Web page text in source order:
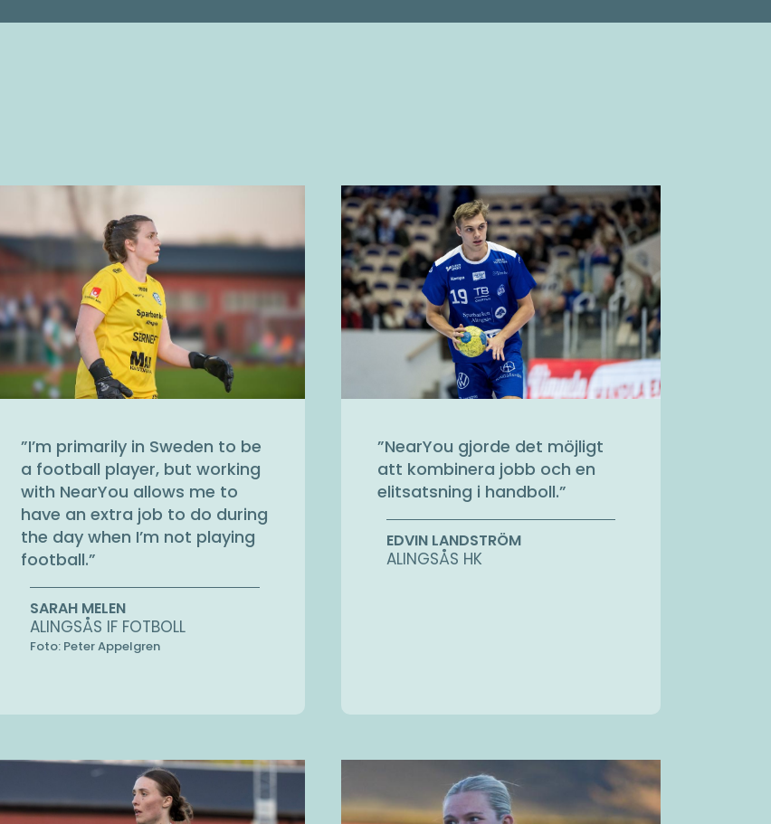
”I’m primarily in Sweden to be
a football player, but working
with NearYou allows me to
have an extra job to do during
the day when I’m not playing
football.”
SARAH MELEN
ALINGSÅS IF FOTBOLL
Foto: Peter Appelgren
”NearYou gjorde det möjligt
att kombinera jobb och en
elitsatsning i handboll.”
EDVIN LANDSTRÖM
ALINGSÅS HK